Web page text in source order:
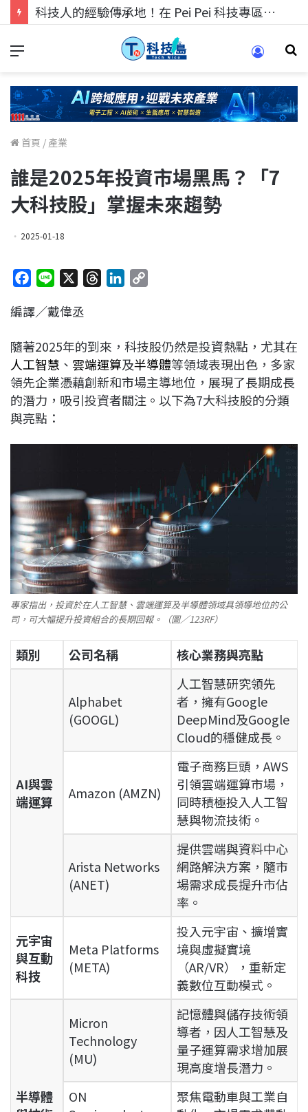
科技人找工作，就到TECH+ 科技專區!
首頁 / 產業
誰是2025年投資市場黑馬？「7
大科技股」掌握未來趨勢
2025-01-18
c
b
o
o
k
n
a
d
s
e
d
I
n
L
i
n
k
編譯／戴偉丞
隨著2025年的到來，科技股仍然是投資熱點，尤其在
人工智慧 、 雲端運算及半導體等領域表現出色，多家
領先企業憑藉創新和市場主導地位，展現了長期成長
的潛力，吸引投資者關注。以下為7大科技股的分類
與亮點：
專家指出，投資於在人工智慧、雲端運算及半導體領域具領導地位的公
司，可大幅提升投資組合的長期回報。（圖／123RF）
類別 公司名稱 核心業務與亮點
AI與雲
端運算
Alphabet
(GOOGL)
人工智慧研究領先
者，擁有Google
DeepMind及Google
Cloud的穩健成長。
Amazon (AMZN)
電子商務巨頭，AWS
引領雲端運算市場，
同時積極投入人工智
慧與物流技術。
Arista Networks
(ANET)
提供雲端與資料中心
網路解決方案，隨市
場需求成長提升市佔
率。
元宇宙
與互動
科技
Meta Platforms
(META)
投入元宇宙、擴增實
境與虛擬實境
（AR/VR），重新定
義數位互動模式。
半導體
Micron
Technology
(MU)
記憶體與儲存技術領
導者，因人工智慧及
量子運算需求增加展
現高度增長潛力。
ON
聚焦電動車與工業自